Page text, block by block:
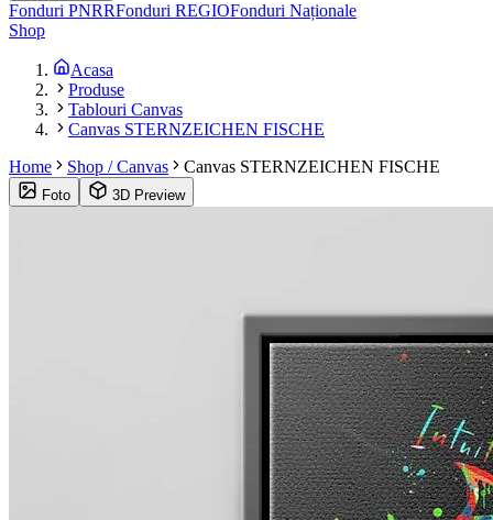
Fonduri PNRRFonduri REGIOFonduri Naționale
Shop
Acasa
Produse
Tablouri Canvas
Canvas STERNZEICHEN FISCHE
Home
Shop / Canvas Canvas STERNZEICHEN FISCHE
Foto 3D Preview